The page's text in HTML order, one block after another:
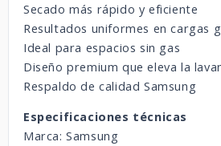
Secado más rápido y eficiente
Resultados uniformes en cargas
Ideal para espacios sin gas
Diseño premium que eleva la
Respaldo de calidad Samsung
Especificaciones técnicas
Marca: Samsung